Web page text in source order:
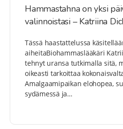
Hammastahna on yksi
valinnoistasi – Katriina
Tässä haastattelussa
aiheitaBiohammaslääkäri
tehnyt uransa tutkimalla sitä,
oikeasti tarkoittaa
Amalgaamipaikan elohopea,
sydämessä ja…